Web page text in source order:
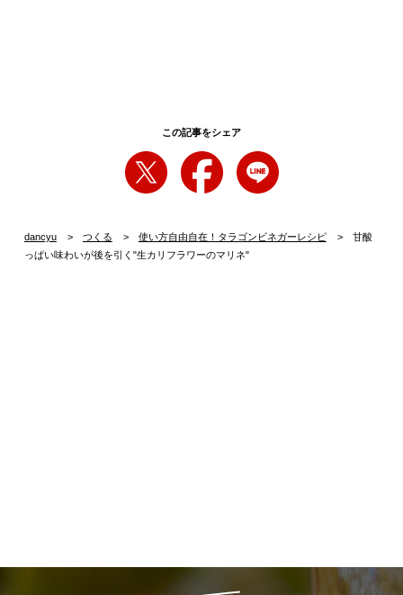
この記事をシェア
dancyu つくる 使い方自由自在！タラゴンビネガーレシピ
甘酸
っぱい味わいが後を引く"生カリフラワーのマリネ"